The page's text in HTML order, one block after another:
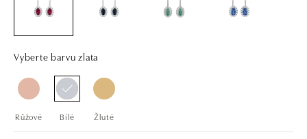
Vyberte barvu zlata
Růžové Bílé Žluté